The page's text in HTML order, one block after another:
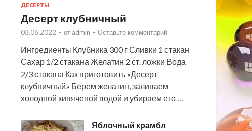
ДЕСЕРТЫ
Десерт клубничный
03.06.2022 - от admin - Оставьте комментарий
Ингредиенты Клубника 300 г Сливки 1 стакан
Сахар 1/2 стакана Желатин 2 ст. ложки Вода
2/3 стакана Как приготовить «Десерт
клубничный» Берем желатин, заливаем
холодной кипяченой водой и убираем его …
Яблочный крамбл